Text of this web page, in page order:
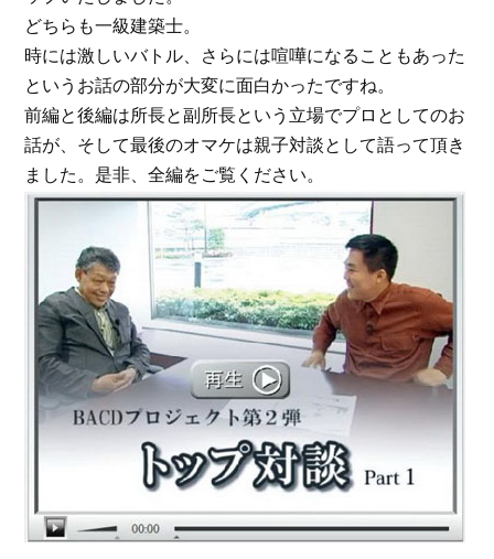
どちらも一級建築士。
時には激しいバトル、さらには喧嘩になることもあった
というお話の部分が大変に面白かったですね。
前編と後編は所長と副所長という立場でプロとしてのお
話が、そして最後のオマケは親子対談として語って頂き
ました。是非、全編をご覧ください。